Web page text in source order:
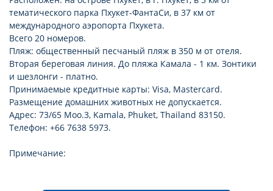
тематического парка Пхукет-ФантаСи, в 37 км от
международного аэропорта Пхукета.
Всего 20 номеров.
Пляж: общественный песчаный пляж в 350 м от отеля.
Вторая береговая линия. До пляжа Камала - 1 км. Зонтики
и шезлонги - платно.
Принимаемые кредитные карты: Visa, Mastercard.
Размещение домашних животных не допускается.
Адрес: 73/65 Moo.3, Kamala, Phuket, Thailand 83150.
Телефон: +66 7638 5973.
Примечание: